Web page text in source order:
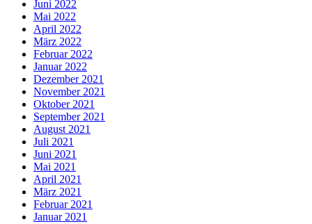
Juni 2022
Mai 2022
April 2022
März 2022
Februar 2022
Januar 2022
Dezember 2021
November 2021
Oktober 2021
September 2021
August 2021
Juli 2021
Juni 2021
Mai 2021
April 2021
März 2021
Februar 2021
Januar 2021